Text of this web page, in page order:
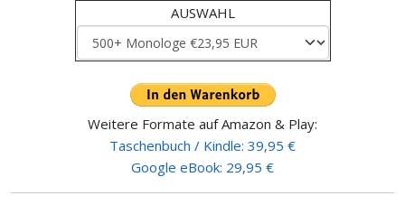
AUSWAHL
Weitere Formate auf Amazon & Play:
Taschenbuch / Kindle: 39,95 €
Google eBook: 29,95 €